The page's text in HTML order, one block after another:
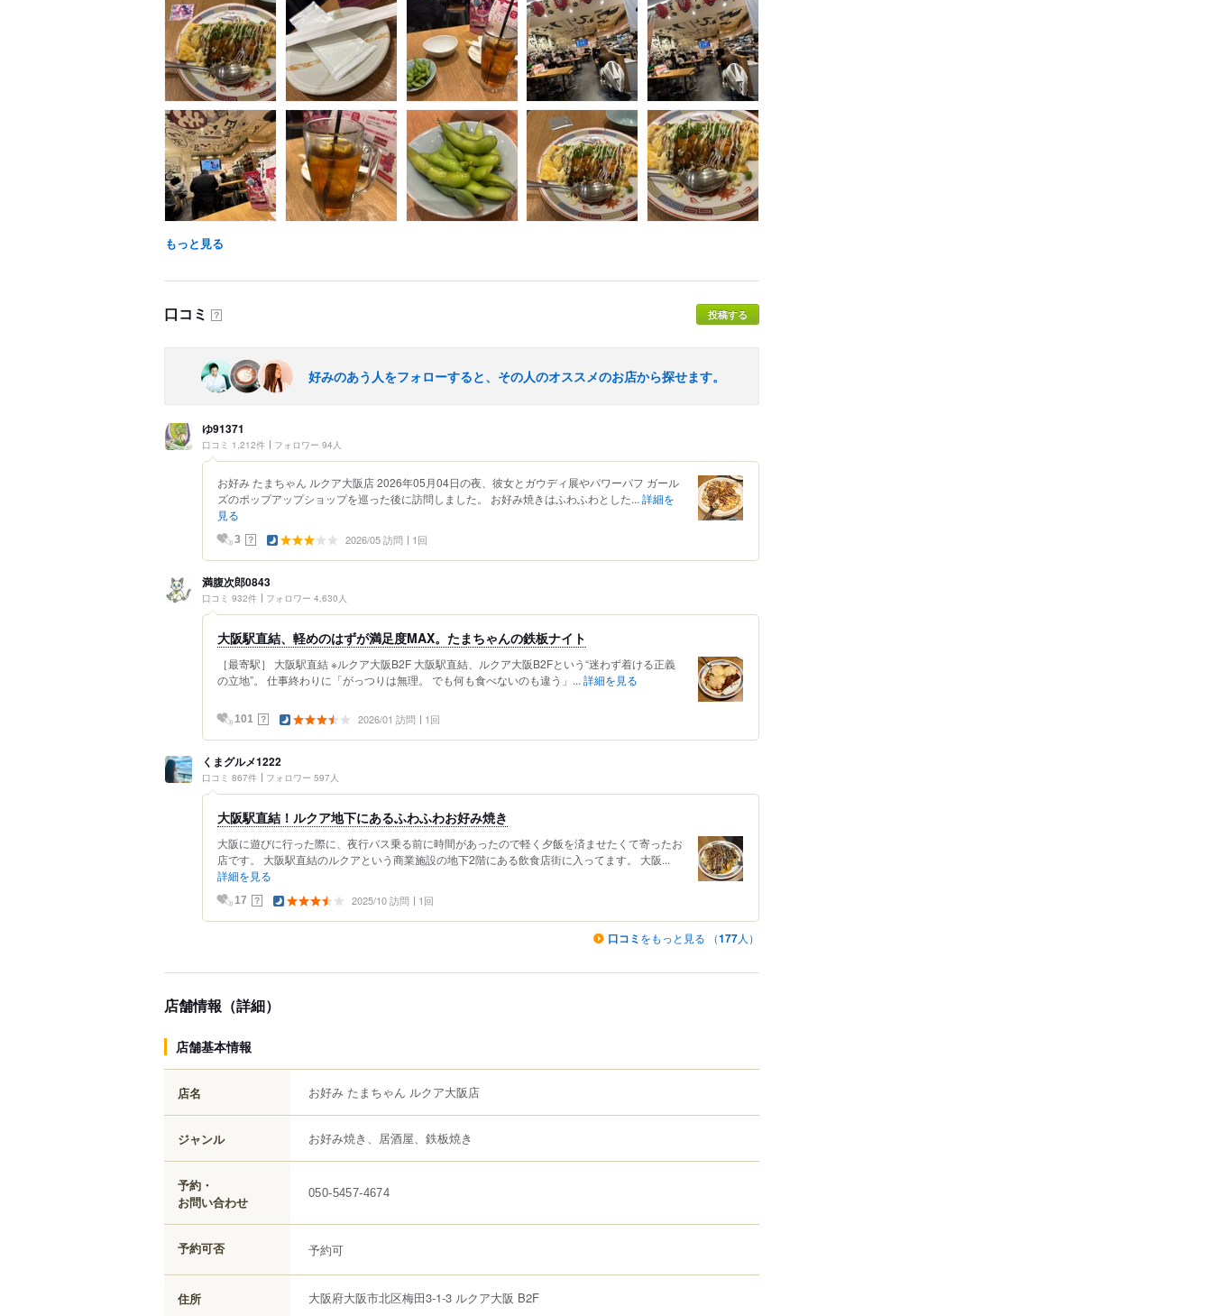
もっと見る
口コミ ？ 投稿する
好みのあう人をフォローすると、その人のオススメのお店から探せます。
ゆ91371
口コミ 1,212件 フォロワー 94人
お好み たまちゃん ルクア大阪店 2026年05月04日の夜、彼女とガウディ展やパワーパフ ガール
ズのポップアップショップを巡った後に訪問しました。 お好み焼きはふわふわとした... 詳細を
見る
3 ？ 2026/05 訪問 1回
満腹次郎0843
口コミ 932件 フォロワー 4,630人
大阪駅直結、軽めのはずが満足度MAX。たまちゃんの鉄板ナイト
［最寄駅］ 大阪駅直結 ※ルクア大阪B2F 大阪駅直結、ルクア大阪B2Fという“迷わず着ける正義
の立地”。 仕事終わりに「がっつりは無理。 でも何も食べないのも違う」... 詳細を見る
101 ？ 2026/01 訪問 1回
くまグルメ1222
口コミ 867件 フォロワー 597人
大阪駅直結！ルクア地下にあるふわふわお好み焼き
大阪に遊びに行った際に、夜行バス乗る前に時間があったので軽く夕飯を済ませたくて寄ったお
店です。 大阪駅直結のルクアという商業施設の地下2階にある飲食店街に入ってます。 大阪...
詳細を見る
17 ？ 2025/10 訪問 1回
口コミ をもっと見る （177人）
店舗情報（詳細）
店舗基本情報
店名 お好み たまちゃん ルクア大阪店
ジャンル お好み焼き、居酒屋、鉄板焼き
予約・
お問い合わせ
050-5457-4674
予約可否 予約可
住所 大阪府大阪市北区梅田3-1-3 ルクア大阪 B2F